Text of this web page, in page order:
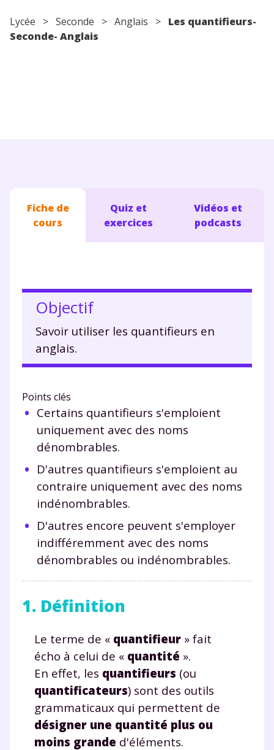
Lycée > Seconde > Anglais > Les quantifieurs-
Seconde- Anglais
Fiche de
cours
Quiz et
exercices
Vidéos et
podcasts
Objectif
Savoir utiliser les quantifieurs en
anglais.
Points clés
Certains quantifieurs s'emploient
uniquement avec des noms
dénombrables.
D'autres quantifieurs s'emploient au
contraire uniquement avec des noms
indénombrables.
D'autres encore peuvent s'employer
indifféremment avec des noms
dénombrables ou indénombrables.
1. Définition
Le terme de « quantifieur » fait
écho à celui de « quantité ».
En effet, les quantifieurs (ou
quantificateurs) sont des outils
grammaticaux qui permettent de
désigner une quantité plus ou
moins grande d'éléments.